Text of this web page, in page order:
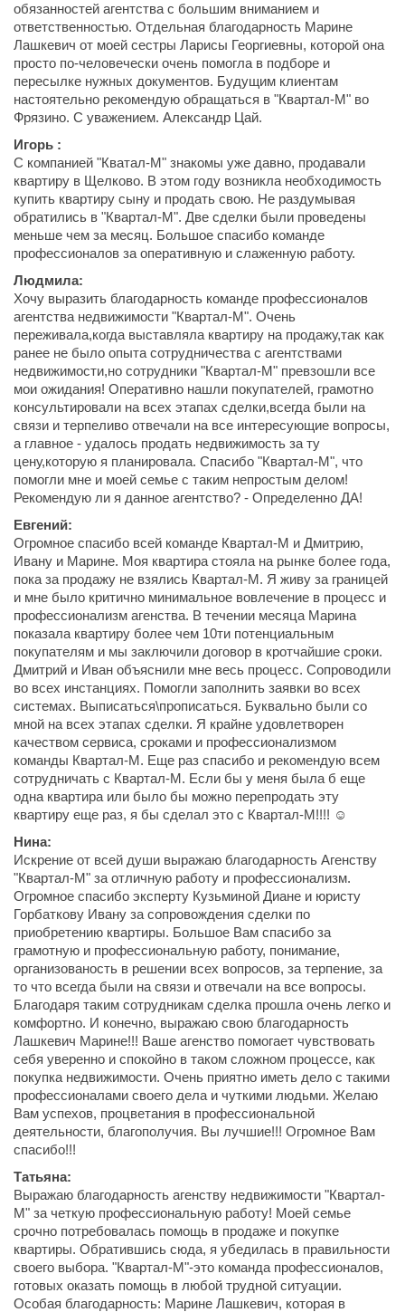
обязанностей агентства с большим вниманием и
ответственностью. Отдельная благодарность Марине
Лашкевич от моей сестры Ларисы Георгиевны, которой она
просто по-человечески очень помогла в подборе и
пересылке нужных документов. Будущим клиентам
настоятельно рекомендую обращаться в "Квартал-М" во
Фрязино. С уважением. Александр Цай.
Игорь :
С компанией "Кватал-М" знакомы уже давно, продавали
квартиру в Щелково. В этом году возникла необходимость
купить квартиру сыну и продать свою. Не раздумывая
обратились в "Квартал-М". Две сделки были проведены
меньше чем за месяц. Большое спасибо команде
профессионалов за оперативную и слаженную работу.
Людмила:
Хочу выразить благодарность команде профессионалов
агентства недвижимости "Квартал-М". Очень
переживала,когда выставляла квартиру на продажу,так как
ранее не было опыта сотрудничества с агентствами
недвижимости,но сотрудники "Квартал-М" превзошли все
мои ожидания! Оперативно нашли покупателей, грамотно
консультировали на всех этапах сделки,всегда были на
связи и терпеливо отвечали на все интересующие вопросы,
а главное - удалось продать недвижимость за ту
цену,которую я планировала. Спасибо "Квартал-М", что
помогли мне и моей семье с таким непростым делом!
Рекомендую ли я данное агентство? - Определенно ДА!
Евгений:
Огромное спасибо всей команде Квартал-М и Дмитрию,
Ивану и Марине. Моя квартира стояла на рынке более года,
пока за продажу не взялись Квартал-М. Я живу за границей
и мне было критично минимальное вовлечение в процесс и
профессионализм агенства. В течении месяца Марина
показала квартиру более чем 10ти потенциальным
покупателям и мы заключили договор в кротчайшие сроки.
Дмитрий и Иван объяснили мне весь процесс. Сопроводили
во всех инстанциях. Помогли заполнить заявки во всех
системах. Выписаться\прописаться. Буквально были со
мной на всех этапах сделки. Я крайне удовлетворен
качеством сервиса, сроками и профессионализмом
команды Квартал-М. Еще раз спасибо и рекомендую всем
сотрудничать с Квартал-М. Если бы у меня была б еще
одна квартира или было бы можно перепродать эту
квартиру еще раз, я бы сделал это с Квартал-М!!!! ☺
Нина:
Искрение от всей души выражаю благодарность Агенству
"Квартал-М" за отличную работу и профессионализм.
Огромное спасибо эксперту Кузьминой Диане и юристу
Горбаткову Ивану за сопровождения сделки по
приобретению квартиры. Большое Вам спасибо за
грамотную и профессиональную работу, понимание,
организованость в решении всех вопросов, за терпение, за
то что всегда были на связи и отвечали на все вопросы.
Благодаря таким сотрудникам сделка прошла очень легко и
комфортно. И конечно, выражаю свою благодарность
Лашкевич Марине!!! Ваше агенство помогает чувствовать
себя уверенно и спокойно в таком сложном процессе, как
покупка недвижимости. Очень приятно иметь дело с такими
профессионалами своего дела и чуткими людьми. Желаю
Вам успехов, процветания в профессиональной
деятельности, благополучия. Вы лучшие!!! Огромное Вам
спасибо!!!
Татьяна:
Выражаю благодарность агенству недвижимости "Квартал-
М" за четкую профессиональную работу! Моей семье
срочно потребовалась помощь в продаже и покупке
квартиры. Обратившись сюда, я убедилась в правильности
своего выбора. "Квартал-М"-это команда профессионалов,
готовых оказать помощь в любой трудной ситуации.
Особая благодарность: Марине Лашкевич, которая в